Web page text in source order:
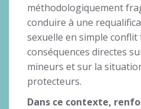
méthodologiquement
conduire à une
sexuelle en simple conflit
conséquences directes
mineurs et sur la
protecteurs.
Dans ce contexte,